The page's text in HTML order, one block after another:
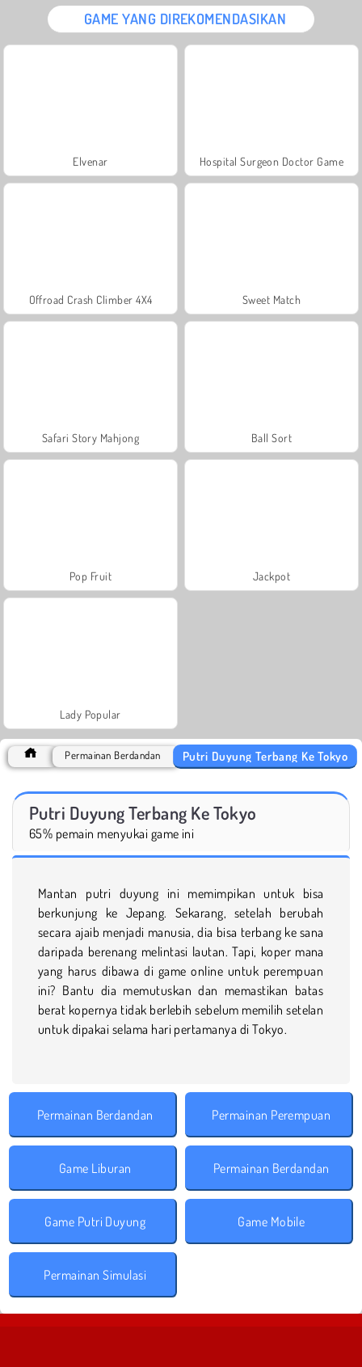
GAME YANG DIREKOMENDASIKAN
Elvenar Hospital Surgeon Doctor Game
Offroad Crash Climber 4X4 Sweet Match
Safari Story Mahjong Ball Sort
Pop Fruit Jackpot
Lady Popular
Permainan Berdandan Putri Duyung Terbang Ke Tokyo
Putri Duyung Terbang Ke Tokyo
65% pemain menyukai game ini
Mantan putri duyung ini memimpikan untuk bisa
berkunjung ke Jepang. Sekarang, setelah berubah
secara ajaib menjadi manusia, dia bisa terbang ke sana
daripada berenang melintasi lautan. Tapi, koper mana
yang harus dibawa di game online untuk perempuan
ini? Bantu dia memutuskan dan memastikan batas
berat kopernya tidak berlebih sebelum memilih setelan
untuk dipakai selama hari pertamanya di Tokyo.
Permainan Berdandan Permainan Perempuan
Game Liburan Permainan Berdandan
Game Putri Duyung Game Mobile
Permainan Simulasi